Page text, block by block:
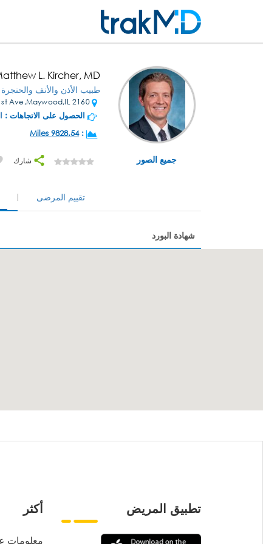
جميع الصور
L. Kircher, MD
طبيب الأذن والأنف والحنجرة
2160 S 1st Ave,Maywood,IL
الحصول على الاتجاهات :
:
9828.54 Miles
شارك
تقييم المرضى
شهادة البورد
أكثر
معلومات
تطبيق المريض